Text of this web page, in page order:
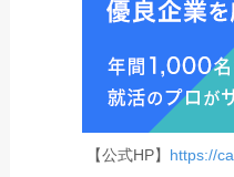
【公式HP】 https://